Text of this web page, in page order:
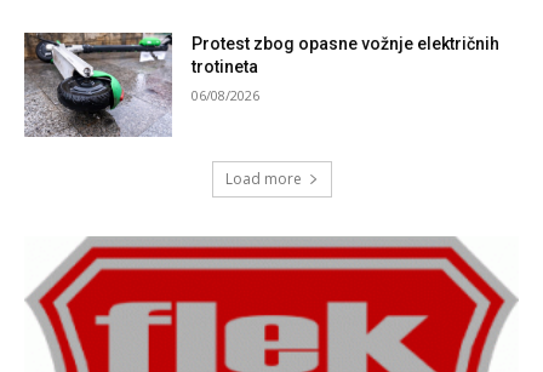
Protest zbog opasne vožnje električnih
trotineta
06/08/2026
Load more